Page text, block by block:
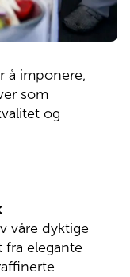
å imponere,
som
og
våre dyktige
fra elegante